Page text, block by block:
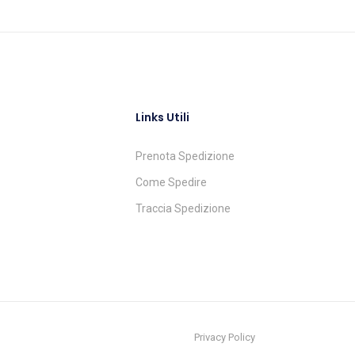
Links Utili
Prenota Spedizione
Come Spedire
Traccia Spedizione
Privacy Policy